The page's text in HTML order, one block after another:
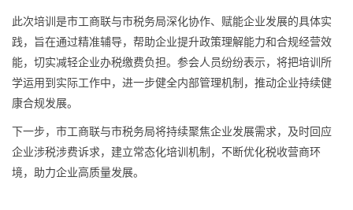
此次培训是市工商联与市税务局深化协作、赋能企业发展的具体实
践，旨在通过精准辅导，帮助企业提升政策理解能力和合规经营效
能，切实减轻企业办税缴费负担。参会人员纷纷表示，将把培训所
学运用到实际工作中，进一步健全内部管理机制，推动企业持续健
康合规发展。
下一步，市工商联与市税务局将持续聚焦企业发展需求，及时回应
企业涉税涉费诉求，建立常态化培训机制，不断优化税收营商环
境，助力企业高质量发展。